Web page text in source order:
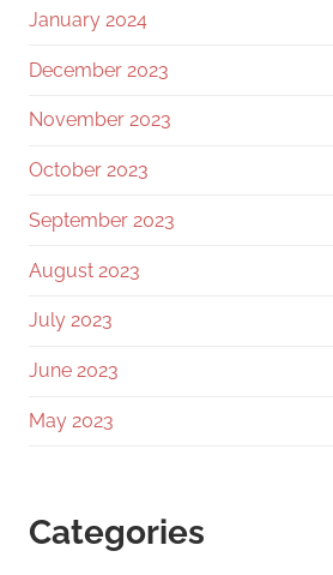
January 2024
December 2023
November 2023
October 2023
September 2023
August 2023
July 2023
June 2023
May 2023
Categories